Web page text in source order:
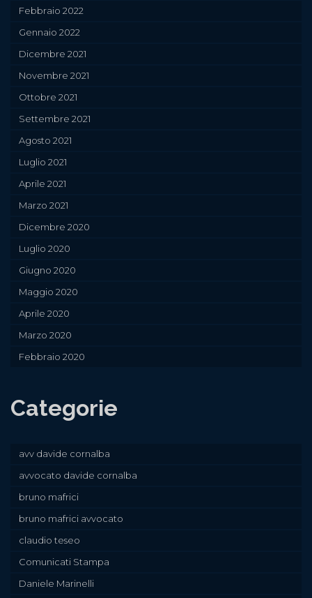
Febbraio 2022
Gennaio 2022
Dicembre 2021
Novembre 2021
Ottobre 2021
Settembre 2021
Agosto 2021
Luglio 2021
Aprile 2021
Marzo 2021
Dicembre 2020
Luglio 2020
Giugno 2020
Maggio 2020
Aprile 2020
Marzo 2020
Febbraio 2020
Categorie
avv davide cornalba
avvocato davide cornalba
bruno mafrici
bruno mafrici avvocato
claudio teseo
Comunicati Stampa
Daniele Marinelli